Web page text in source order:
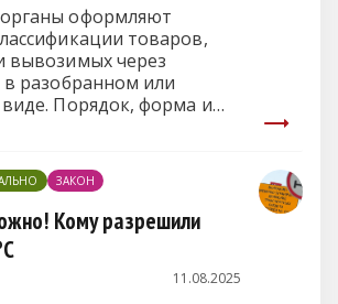
оформляют
товаров,
вывозимых через
разобранном или
Порядок, форма и
ЗАКОН
Кому разрешили
11.08.2025